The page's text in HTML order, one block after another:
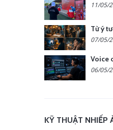
11/05/
07/05/
06/05/
KỸ THUẬT NHIẾP